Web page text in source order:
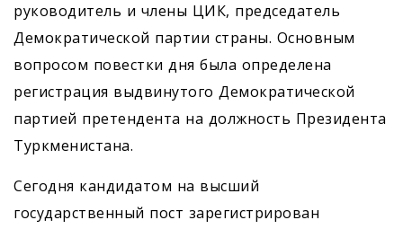
руководитель и члены ЦИК, председатель
Демократической партии страны. Основным
вопросом повестки дня была определена
регистрация выдвинутого Демократической
партией претендента на должность Президента
Туркменистана.
Сегодня кандидатом на высший
государственный пост зарегистрирован